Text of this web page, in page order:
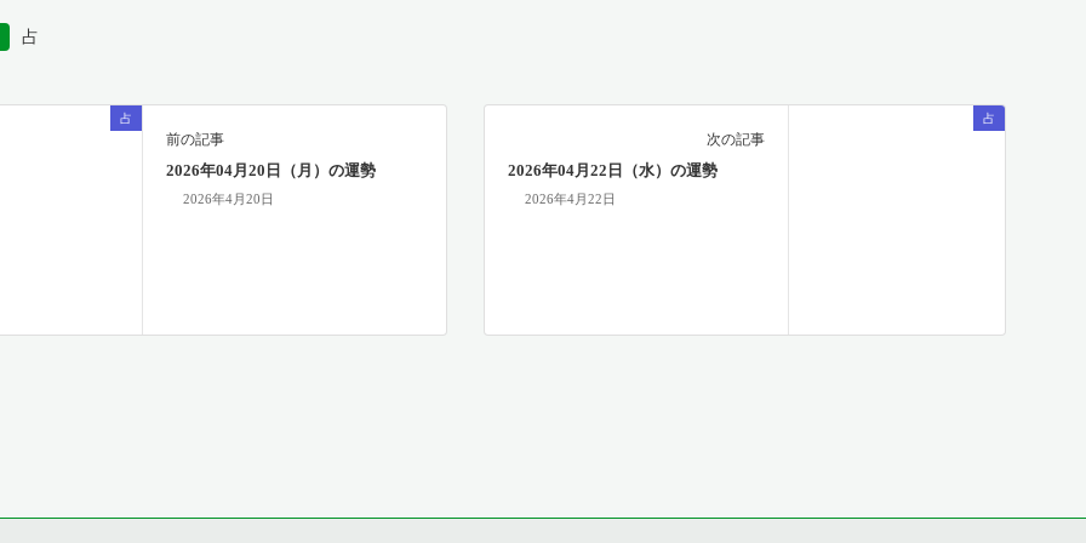
占
占
前の記事
2026年04月20日（月）の運勢
2026年4月20日
占
次の記事
2026年04月22日（水）の運勢
2026年4月22日